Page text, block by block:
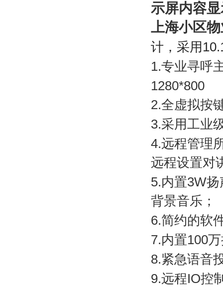
示屏内容
上海小区
计，采用
1.专业寻呼
1280*800
2.全虚拟按
3.采用工业
4.远程管理
远程设置对
5.内置3W扬
背景音乐；
6.简约的软
7.内置100
8.紧急语音
9.远程IO控